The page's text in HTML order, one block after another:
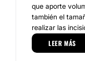
que aporte
también el
realizar las
evitar cicatrices
huesos y
LEER MÁS